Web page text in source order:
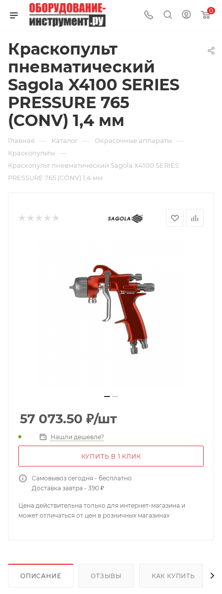
0
Краскопульт
пневматический
Sagola X4100 SERIES
PRESSURE 765
(CONV) 1,4 мм
Главная — Каталог — Окрасочные аппараты —
Краскопульты —
Краскопульт пневматический Sagola X4100 SERIES
PRESSURE 765 (CONV) 1,4 мм
57 073.50 ₽/шт
Нашли дешевле?
КУПИТЬ В 1 КЛИК
Самовывоз сегодня - бесплатно
Доставка завтра - 390 ₽
Цена действительна только для интернет-магазина и
может отличаться от цен в розничных магазинах
ОПИСАНИЕ ОТЗЫВЫ КАК КУПИТЬ